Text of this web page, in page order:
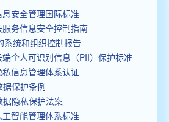
安全管理国际标准
务信息安全控制指南
系统和组织控制报告
个人可识别信息（PII）保护标准
信息管理体系认证
保护条例
据隐私保护法案
智能管理体系标准